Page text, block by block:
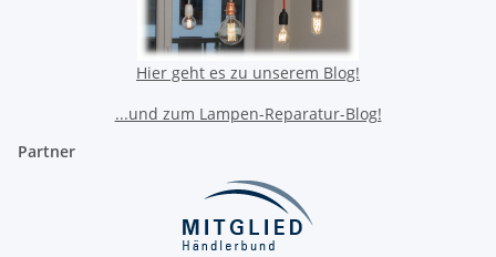
Hier geht es zu unserem Blog!
...und zum Lampen-Reparatur-Blog!
Partner